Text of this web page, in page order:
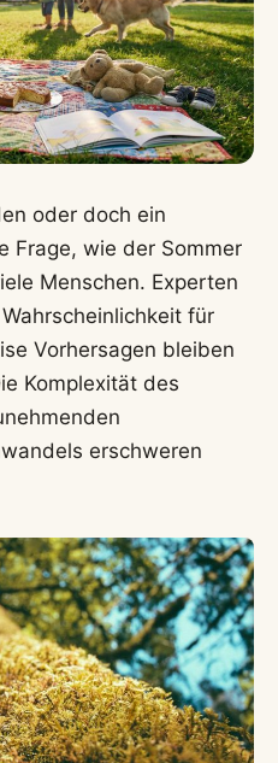
oder doch ein
Frage, wie der Sommer
Menschen. Experten
für
Vorhersagen bleiben
Komplexität des
erschweren